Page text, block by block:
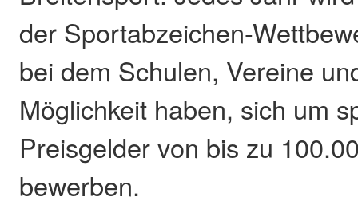
der Sportabzeichen-
bei dem Schulen, Vereine
Möglichkeit haben, sich um
Preisgelder von bis zu
bewerben.